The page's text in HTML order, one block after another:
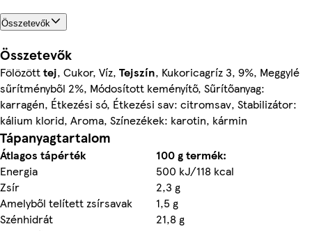
Összetevők
Összetevők
Fölözötttej, Cukor, Víz, Tejszín, Kukoricagríz 3, 9%, Meggylé
sűrítményből 2%, Módosított keményítő, Sűrítőanyag:
karragén, Étkezési só, Étkezési sav: citromsav, Stabilizátor:
kálium klorid, Aroma, Színezékek: karotin, kármin
Tápanyagtartalom
Átlagos tápérték
100 g termék:
Energia
500 kJ/118 kcal
Zsír
2,3 g
Amelyből telített zsírsavak
1,5 g
Szénhidrát
21,8 g